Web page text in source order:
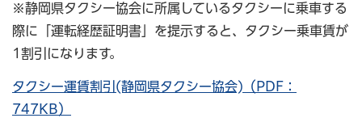
※静岡県タクシー協会に所属しているタクシーに乗車する
際に「運転経歴証明書」を提示すると、タクシー乗車賃が
1割引になります。
タクシー運賃割引(静岡県タクシー協会)（PDF：
747KB）